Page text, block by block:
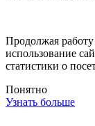
Продолжая
использование
статистики о
Понятно
Узнать больше